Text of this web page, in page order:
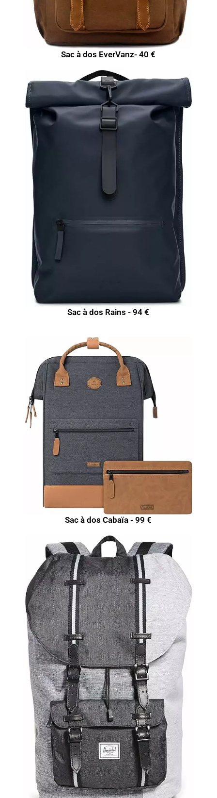
Sac à dos EverVanz- 40 €
Sac à dos Rains - 94 €
Sac à dos Cabaïa - 99 €